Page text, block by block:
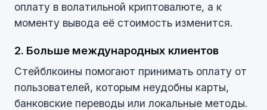
оплату в волатильной криптовалюте, а к
моменту вывода её стоимость изменится.
2. Больше международных клиентов
Стейблкоины помогают принимать оплату от
пользователей, которым неудобны карты,
банковские переводы или локальные методы.